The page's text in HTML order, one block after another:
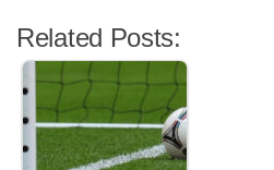
Related Posts: